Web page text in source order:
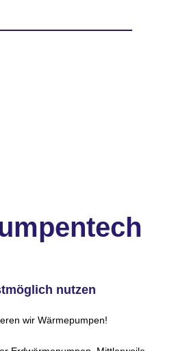
nutzen
wir Wärmepumpen!